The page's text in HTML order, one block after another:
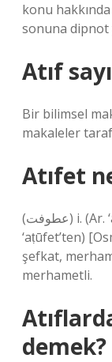
konu
sonuna
Atıf
Bir bilimsel
makaleler
Atıfet
(ﻋﻄﻮﻓﺖ) i. (Ar. ‘aṭf > ‘aṭūf “çok merhametli”
‘aṭūfet’ten)
şefkat,
merhametli.
demek?